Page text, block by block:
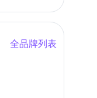
全品牌列表